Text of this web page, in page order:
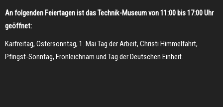
An folgenden Feiertagen ist das Technik-Museum von 11:00 bis 17:00 Uhr
geöffnet:
Karfreitag, Ostersonntag, 1. Mai Tag der Arbeit, Christi Himmelfahrt,
Pfingst-Sonntag, Fronleichnam und Tag der Deutschen Einheit.